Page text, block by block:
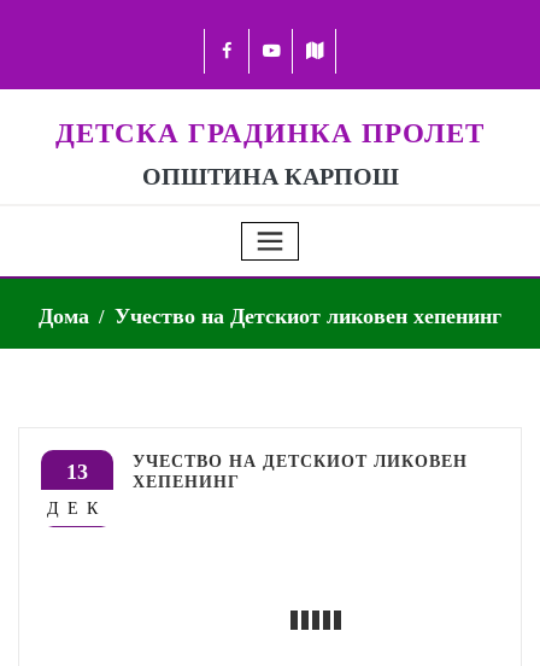
ДЕТСКА ГРАДИНКА ПРОЛЕТ
ОПШТИНА КАРПОШ
Дома Учество на Детскиот ликовен хепенинг
13
ДЕК
УЧЕСТВО НА ДЕТСКИОТ ЛИКОВЕН
ХЕПЕНИНГ